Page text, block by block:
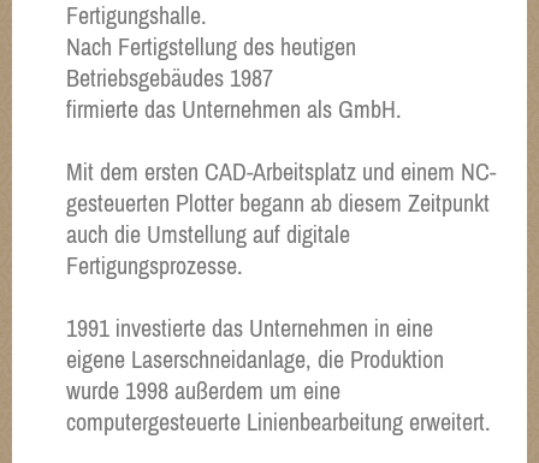
Fertigungshalle.
Nach Fertigstellung des heutigen
Betriebsgebäudes 1987
firmierte das Unternehmen als GmbH.
Mit dem ersten CAD-Arbeitsplatz und einem NC-
gesteuerten Plotter begann ab diesem Zeitpunkt
auch die Umstellung auf digitale
Fertigungsprozesse.
1991 investierte das Unternehmen in eine
eigene Laserschneidanlage, die Produktion
wurde 1998 außerdem um eine
computergesteuerte Linienbearbeitung erweitert.